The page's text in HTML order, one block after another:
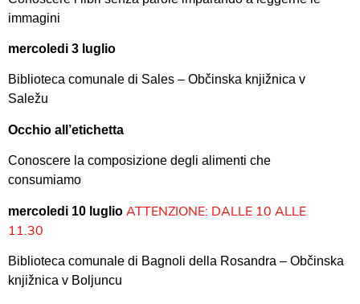
immagini
mercoledi 3 luglio
Biblioteca comunale di Sales – Občinska knjižnica v
Saležu
Occhio all’etichetta
Conoscere la composizione degli alimenti che
consumiamo
mercoledi 10 luglio ATTENZIONE: DALLE 10 ALLE
11.30
Biblioteca comunale di Bagnoli della Rosandra – Občinska
knjižnica v Boljuncu